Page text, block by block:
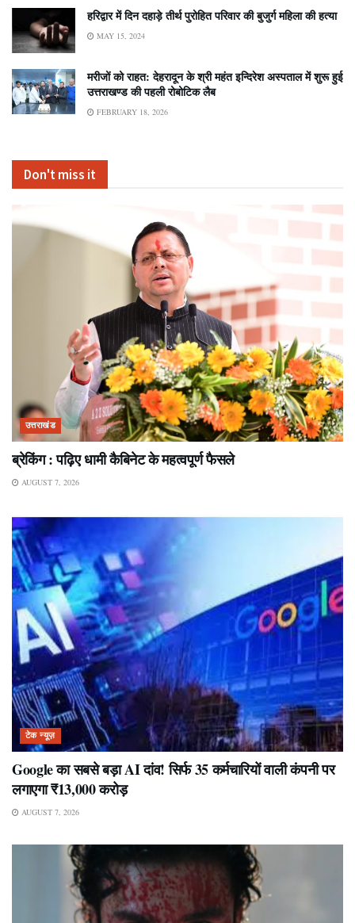
हरिद्वार में दिन दहाड़े तीर्थ पुरोहित परिवार की बुजुर्ग महिला की हत्या
MAY 15, 2024
मरीजों को राहत: देहरादून के श्री महंत इन्दिरेश अस्पताल में शुरू हुई
उत्तराखण्ड की पहली रोबोटिक लैब
FEBRUARY 18, 2026
Don't miss it
उत्तराखंड
ब्रेकिंग : पढ़िए धामी कैबिनेट के महत्वपूर्ण फैसले
AUGUST 7, 2026
टेक न्यूज़
Google का सबसे बड़ा AI दांव! सिर्फ 35 कर्मचारियों वाली कंपनी पर
लगाएगा ₹13,000 करोड़
AUGUST 7, 2026